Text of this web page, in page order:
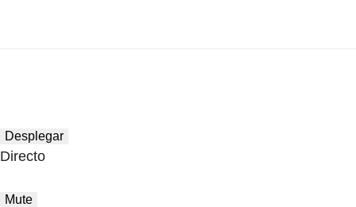
Desplegar
Directo
Mute